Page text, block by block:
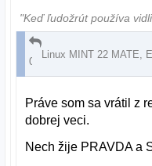
"Keď ľudožrút používa
07.02.2015 | 19:39
Linux MINT 22 MATE,
Práve som sa vrátil z
dobrej veci.
Nech žije PRAVDA a